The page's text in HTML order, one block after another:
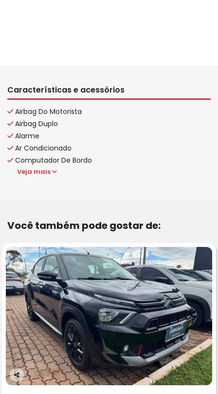
Características e acessórios
Airbag Do Motorista
Airbag Duplo
Alarme
Ar Condicionado
Computador De Bordo
Veja mais
Você também pode gostar de:
Co